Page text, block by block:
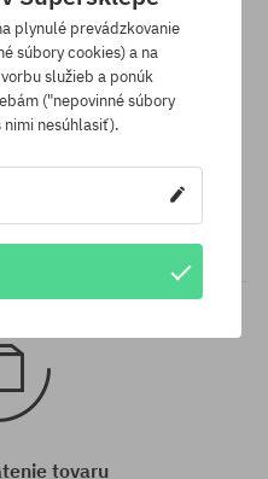
nájdeš ten istý produkt v
tovaru
plynulé prevádzkovanie
súbory cookies) a na
služieb a ponúk
("nepovinné súbory
nimi nesúhlasiť).